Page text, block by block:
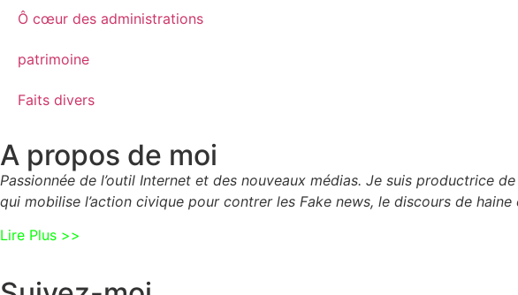
Ô cœur des administrations
patrimoine
Faits divers
A propos de moi
Passionnée de l’outil Internet et des nouveaux médias. Je suis productrice
qui mobilise l’action civique pour contrer les Fake news, le discours de
Lire Plus >>